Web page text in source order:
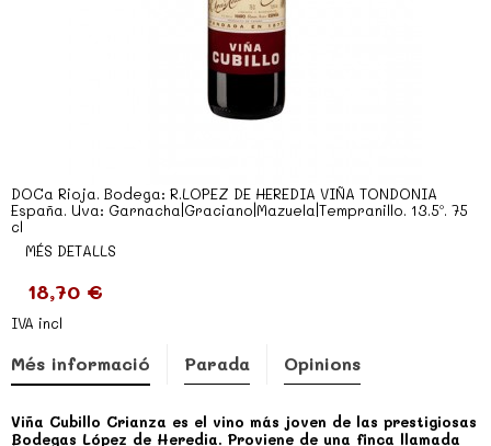
DOCa Rioja. Bodega: R.LOPEZ DE HEREDIA VIÑA TONDONIA
España. Uva: Garnacha|Graciano|Mazuela|Tempranillo. 13.5º. 75
cl
MÉS DETALLS
18,70 €
IVA incl
Més informació Parada Opinions
Viña Cubillo Crianza es el vino más joven de las prestigiosas
Bodegas López de Heredia. Proviene de una finca llamada